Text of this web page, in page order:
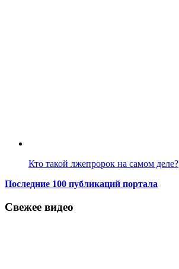
Кто такой лжепророк на самом деле?
Последние 100 публикаций портала
Свежее видео